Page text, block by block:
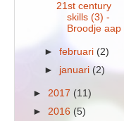
21st century
skills (3) -
Broodje aap
►februari (2)
► januari(2)
► 2017 (11)
► 2016 (5)